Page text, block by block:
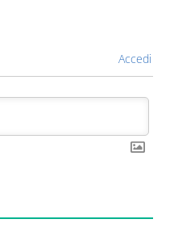
Accedi